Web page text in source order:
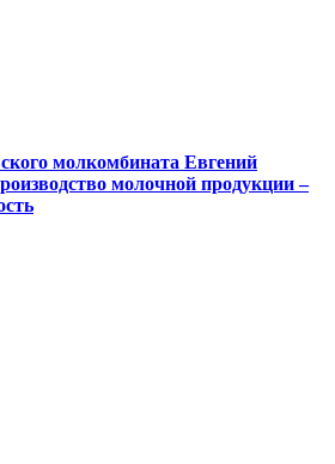
молкомбината Евгений
молочной продукции –